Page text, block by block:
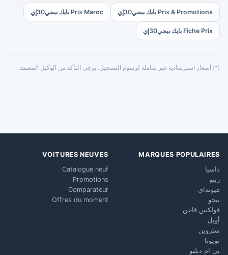
Prix & Promotions بايك بيجي30إي Prix Maroc بايك بيجي30إي
Fiche Prix بايك بيجي30إي
(*) أسعار استرشادية غير شاملة لرسوم التسجيل. يرجى التأكد من الوكيل المعتمد.
MARQUES POPULAIRES
داسيا
رينو
هيونداي
بيجو
فولكس فاجن
أوبل
ستروين
تويوتا
بي ام دبليو
VOITURES NEUVES
Catalogue neuf
Promotions
Comparateur
Offres du moment